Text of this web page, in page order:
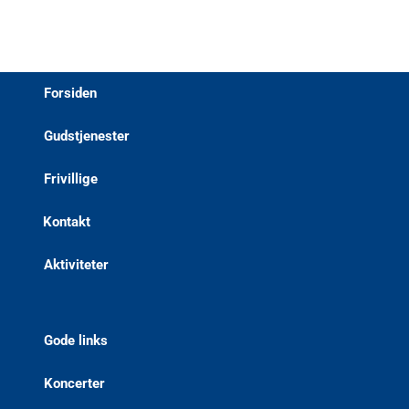
Forsiden
Gudstjenester
Frivillige
Kontakt
Aktiviteter
Gode links
Koncerter